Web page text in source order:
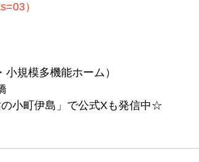
）
規模多機能ホーム）
小町伊島」で公式Xも発信中☆